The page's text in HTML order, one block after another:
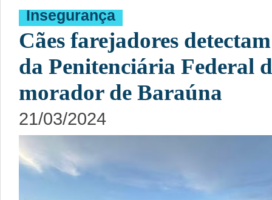
Insegurança
Cães farejadores
da Penitenciária Federal
morador de Baraúna
21/03/2024